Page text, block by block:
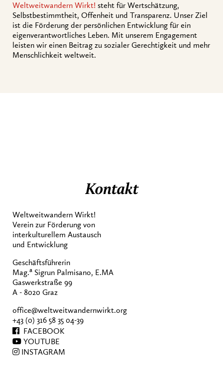
Weltweitwandern Wirkt! steht für Wertschätzung,
Selbstbestimmtheit, Offenheit und Transparenz. Unser Ziel
ist die Förderung der persönlichen Entwicklung für ein
eigenverantwortliches Leben. Mit unserem Engagement
leisten wir einen Beitrag zu sozialer Gerechtigkeit und mehr
Menschlichkeit weltweit.
Kontakt
Weltweitwandern Wirkt!
Verein zur Förderung von
interkulturellem Austausch
und Entwicklung
Geschäftsführerin
Mag.a Sigrun Palmisano, E.MA
Gaswerkstraße 99
A - 8020 Graz
office@weltweitwandernwirkt.org
+43 (0) 316 58 35 04-39
FACEBOOK
YOUTUBE
INSTAGRAM